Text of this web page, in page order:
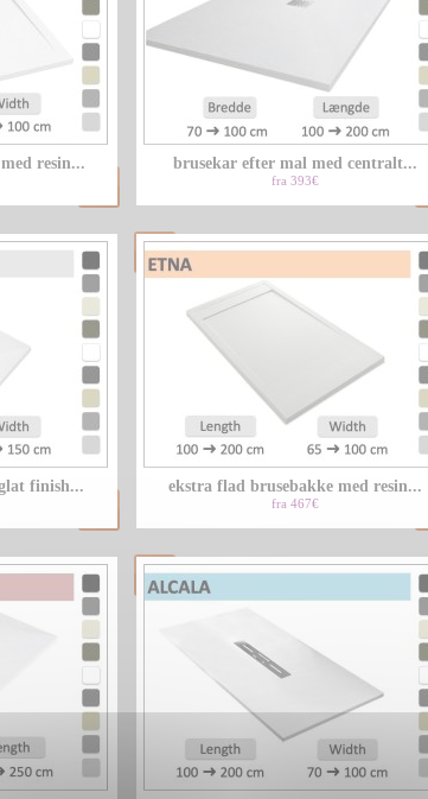
resin... brusekar efter mal med centralt...
fra 393€
finish... ekstra flad brusebakke med resin...
fra 467€